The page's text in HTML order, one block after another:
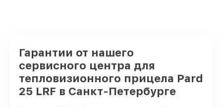
Гарантии от нашего
сервисного центра для
тепловизионного прицела Pard
25 LRF в Санкт-Петербурге